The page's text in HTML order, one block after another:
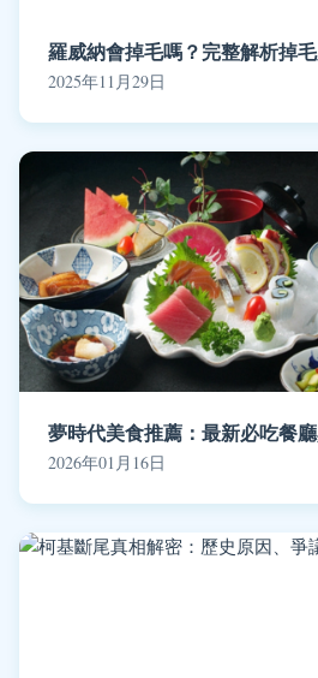
羅威納會掉毛嗎？完整解析掉
2025年11月29日
夢時代美食推薦：最新必吃餐
2026年01月16日